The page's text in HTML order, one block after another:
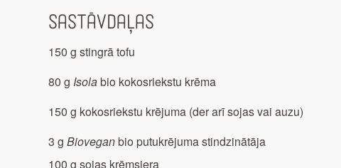
Sastāvdaļas
150 g stingrā tofu
80 g Isolabio kokosriekstu krēma
150 g kokosriekstu krējuma (der arī sojas vai auzu)
3 g Bioveganbio putukrējuma stindzinātāja
100 g sojas krēmsiera